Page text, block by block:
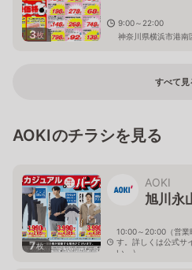
3枚
9:00～22:00
神奈川県横浜市港
すべて見
AOKIのチラシを見る
7枚
AOKI
旭川永
10:00～20:00（営業
す。詳しくは公式サ
い。）